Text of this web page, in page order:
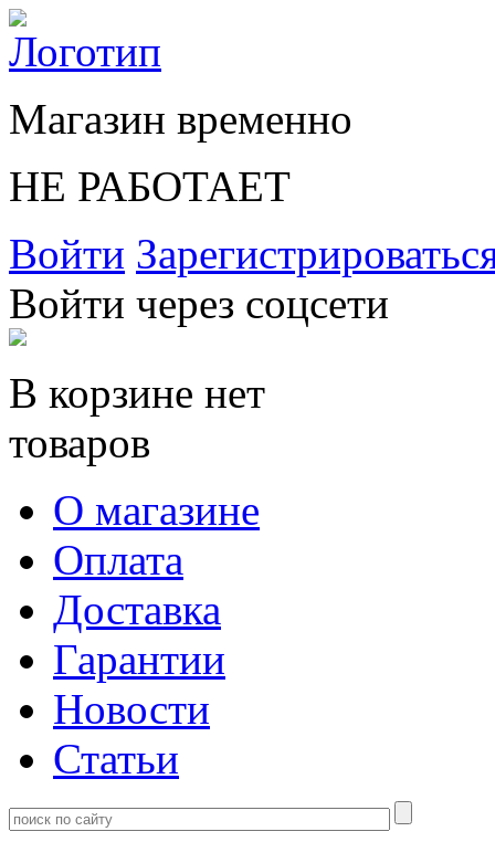
Магазин временно
НЕ РАБОТАЕТ
Войти
Войти через соцсети
В корзине нет
товаров
О магазине
Оплата
Доставка
Гарантии
Новости
Статьи